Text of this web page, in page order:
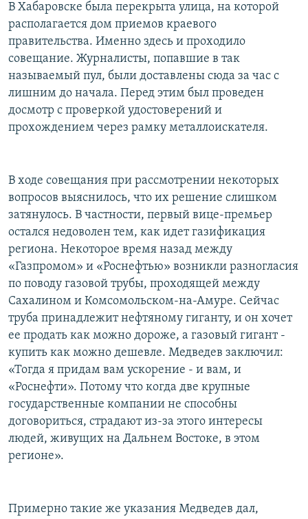
В Хабаровске была перекрыта улица, на которой
располагается дом приемов краевого
правительства. Именно здесь и проходило
совещание. Журналисты, попавшие в так
называемый пул, были доставлены сюда за час с
лишним до начала. Перед этим был проведен
досмотр с проверкой удостоверений и
прохождением через рамку металлоискателя.
В ходе совещания при рассмотрении некоторых
вопросов выяснилось, что их решение слишком
затянулось. В частности, первый вице-премьер
остался недоволен тем, как идет газификация
региона. Некоторое время назад между
«Газпромом» и «Роснефтью» возникли разногласия
по поводу газовой трубы, проходящей между
Сахалином и Комсомольском-на-Амуре. Сейчас
труба принадлежит нефтяному гиганту, и он хочет
ее продать как можно дороже, а газовый гигант -
купить как можно дешевле. Медведев заключил:
«Тогда я придам вам ускорение - и вам, и
«Роснефти». Потому что когда две крупные
государственные компании не способны
договориться, страдают из-за этого интересы
людей, живущих на Дальнем Востоке, в этом
регионе».
Примерно такие же указания Медведев дал,